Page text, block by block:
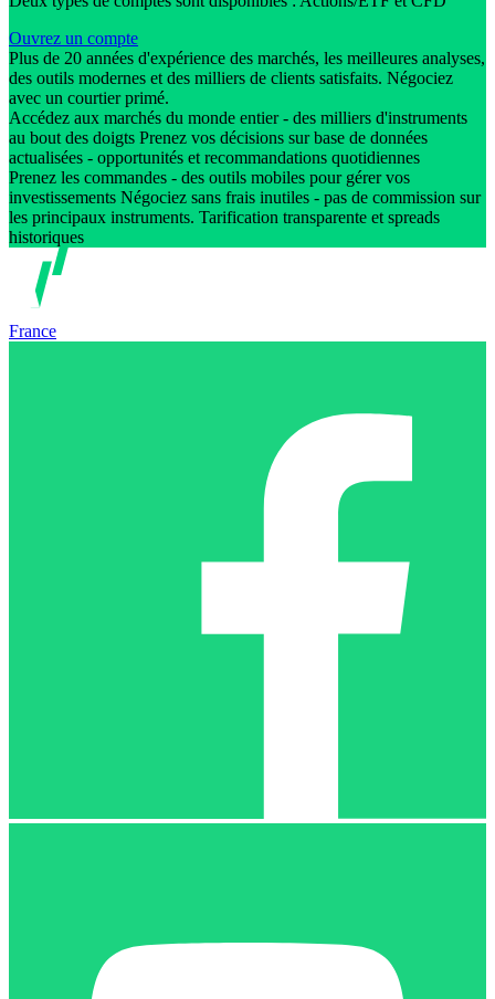
Ouvrez un compte
Plus de 20 années d'expérience des marchés, les meilleures analyses,
des outils modernes et des milliers de clients satisfaits. Négociez
avec un courtier primé.
Accédez aux marchés du monde entier - des milliers d'instruments
au bout des doigts Prenez vos décisions sur base de données
actualisées - opportunités et recommandations quotidiennes
Prenez les commandes - des outils mobiles pour gérer vos
investissements Négociez sans frais inutiles - pas de commission sur
les principaux instruments. Tarification transparente et spreads
historiques
France